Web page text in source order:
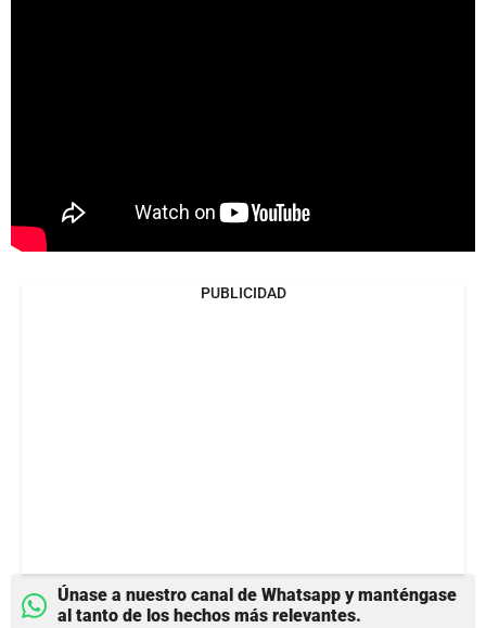
PUBLICIDAD
Únase a nuestro canal de Whatsapp y manténgase
al tanto de los hechos más relevantes.